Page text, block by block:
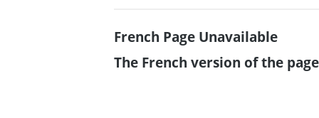
French Page Unavailable
The French version of the